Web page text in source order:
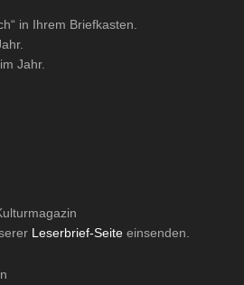
in Ihrem Briefkasten.
Jahr.
Leserbrief-Seite einsenden.